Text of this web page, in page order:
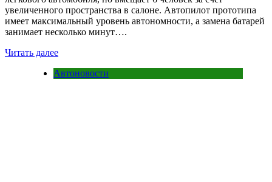
увеличенного пространства в салоне. Автопилот прототипа
имеет максимальный уровень автономности, а замена батарей
занимает несколько минут….
Читать далее
Автоновости